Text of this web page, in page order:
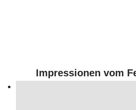
Impressionen vom